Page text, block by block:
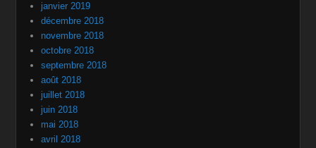
janvier 2019
décembre 2018
novembre 2018
octobre 2018
septembre 2018
août 2018
juillet 2018
juin 2018
mai 2018
avril 2018